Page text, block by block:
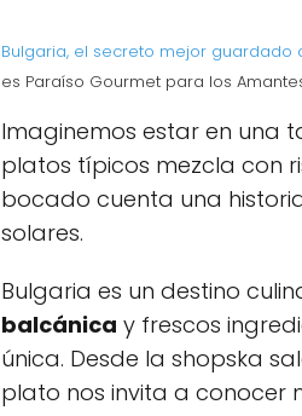
Bulgaria, el secreto mejor guardado
es Paraíso Gourmet para los
Imaginemos estar en una
platos típicos mezcla con
bocado cuenta una
solares.
Bulgaria es un destino
balcánica y frescos
única. Desde la shopska
plato nos invita a conocer